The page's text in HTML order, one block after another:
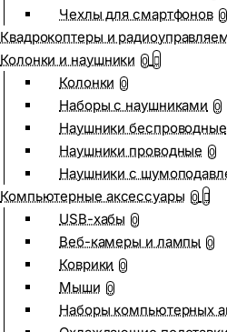
Чехлы для смартфонов 0
Квадрокоптеры и
Колонки и наушники 0
Колонки 0
Наборы с наушниками 0
Наушники беспроводные
Наушники проводные 0
Наушники с
Компьютерные аксессуары 0
USB-хабы 0
Веб-камеры и лампы 0
Коврики 0
Мыши 0
Наборы компьютерных